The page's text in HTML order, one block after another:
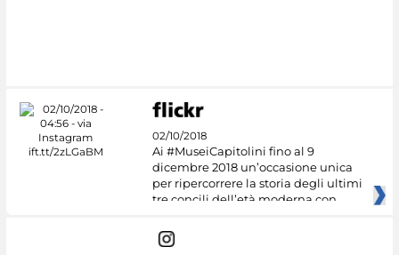
02/10/2018
Ai #MuseiCapitolini fino al 9
dicembre 2018 un’occasione unica
per ripercorrere la storia degli ultimi
tre concili dell’età moderna con